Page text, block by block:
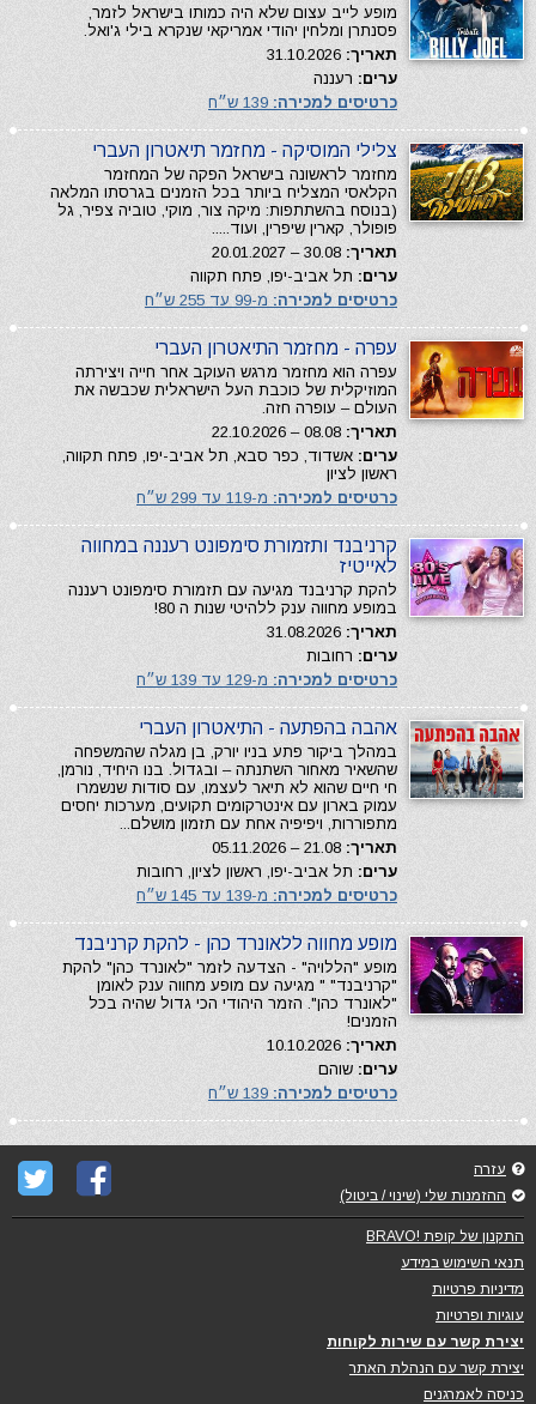
מופע לייב עצום שלא היה כמותו בישראל לזמר,
פסנתרן ומלחין יהודי אמריקאי שנקרא בילי ג'ואל.
תאריך:
ערים: רעננה
כרטיסים למכירה:
צלילי המוסיקה - מחזמר תיאטרון העברי
מחזמר לראשונה בישראל הפקה של המחזמר
הקלאסי המצליח ביותר בכל הזמנים בגרסתו המלאה
(בנוסח בהשתתפות: מיקה צור, מוקי, טוביה צפיר, גל
פופולר, קארין שיפרין, ועוד.....
תאריך:
ערים: תל אביב-יפו, פתח תקווה
כרטיסים למכירה: מ-99 עד 255 ש״ח
עפרה - מחזמר התיאטרון העברי
עפרה הוא מחזמר מרגש העוקב אחר חייה ויצירתה
המוזיקלית של כוכבת העל הישראלית שכבשה את
העולם – עופרה חזה.
תאריך:
ערים: אשדוד, כפר סבא, תל אביב-יפו, פתח תקווה,
ראשון לציון
כרטיסים למכירה: מ-119 עד 299 ש״ח
קרניבנד ותזמורת סימפונט רעננה במחווה
לאייטיז
להקת קרניבנד מגיעה עם תזמורת סימפונט רעננה
במופע מחווה ענק ללהיטי שנות ה 80!
תאריך:
ערים: רחובות
כרטיסים למכירה: מ-129 עד 139 ש״ח
אהבה בהפתעה - התיאטרון העברי
במהלך ביקור פתע בניו יורק, בן מגלה שהמשפחה
שהשאיר מאחור השתנתה – ובגדול. בנו היחיד, נורמן,
חי חיים שהוא לא תיאר לעצמו, עם סודות שנשמרו
עמוק בארון עם אינטרקומים תקועים, מערכות יחסים
מתפוררות, ויפיפיה אחת עם תזמון מושלם...
תאריך:
ערים: תל אביב-יפו, ראשון לציון, רחובות
כרטיסים למכירה: מ-139 עד 145 ש״ח
מופע מחווה ללאונרד כהן - להקת קרניבנד
מופע "הללויה" - הצדעה לזמר "לאונרד כהן" להקת
"קרניבנד" " מגיעה עם מופע מחווה ענק לאומן
"לאונרד כהן". הזמר היהודי הכי גדול שהיה בכל
הזמנים!
תאריך:
ערים: שוהם
כרטיסים למכירה:
עזרה
ההזמנות שלי (שינוי / ביטול)
התקנון של קופת !BRAVO
תנאי השימוש במידע
מדיניות פרטיות
עוגיות ופרטיות
יצירת קשר עם שירות לקוחות
יצירת קשר עם הנהלת האתר
כניסה לאמרגנים